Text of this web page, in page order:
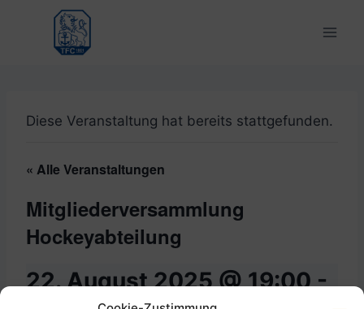
springen
Diese Veranstaltung hat bereits stattgefunden.
« Alle Veranstaltungen
Mitgliederversammlung
Hockeyabteilung
22. August 2025 @ 19:00-